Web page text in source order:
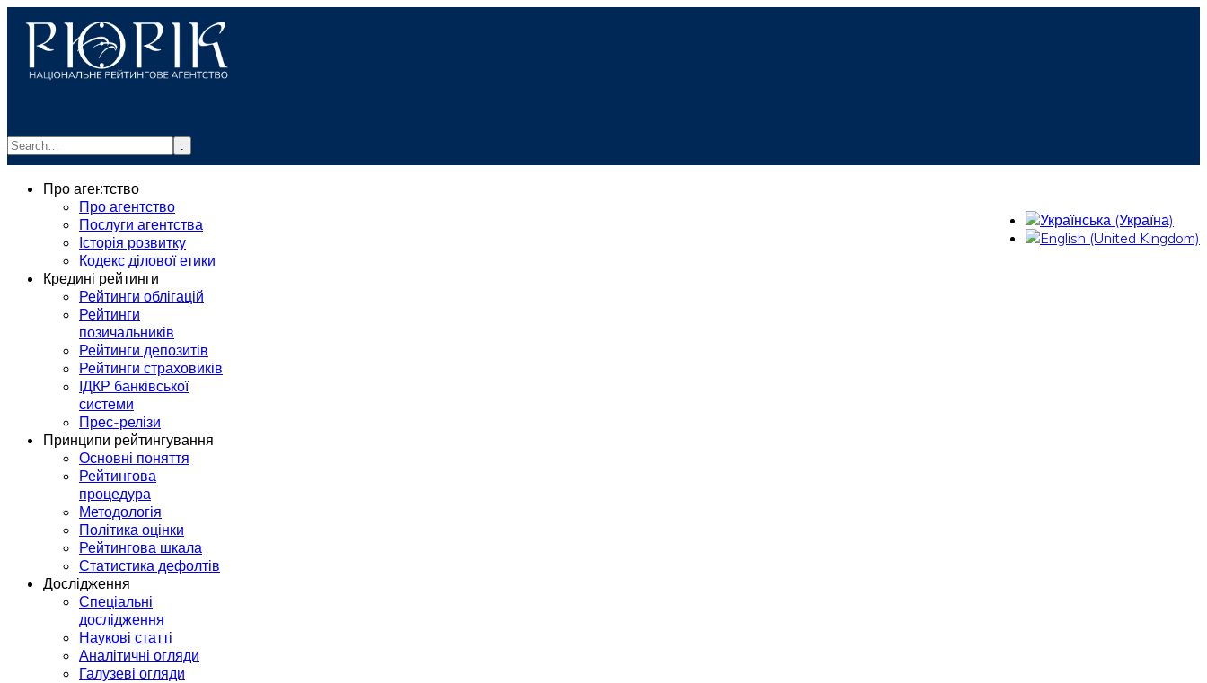
.
info@rurik.com.ua
Про агентство
Про агентство
Послуги агентства
Історія розвитку
Кодекс ділової етики
Кредині рейтинги
Рейтинги облігацій
Рейтинги
позичальників
Рейтинги депозитів
Рейтинги страховиків
ІДКР банківської
системи
Прес-релізи
Принципи рейтингування
Основні поняття
Рейтингова
процедура
Методологія
Політика оцінки
Рейтингова шкала
Статистика дефолтів
Дослідження
Спеціальні
дослідження
Наукові статті
Аналітичні огляди
Галузеві огляди